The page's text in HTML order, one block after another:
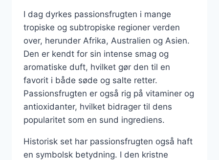
I dag dyrkes passionsfrugten i mange
tropiske og subtropiske regioner verden
over, herunder Afrika, Australien og Asien.
Den er kendt for sin intense smag og
aromatiske duft, hvilket gør den til en
favorit i både søde og salte retter.
Passionsfrugten er også rig på vitaminer og
antioxidanter, hvilket bidrager til dens
popularitet som en sund ingrediens.
Historisk set har passionsfrugten også haft
en symbolsk betydning. I den kristne